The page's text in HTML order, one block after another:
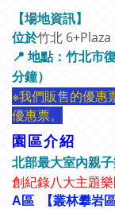
【場地資訊】
位於竹北 6+Plaza
📍 地點： 竹北市
分鐘）
※我們販售的優惠
優惠票。
園區介紹
北部最大室內親子
創紀錄八大主題
A區 【叢林攀岩